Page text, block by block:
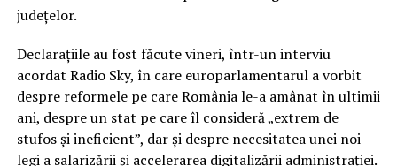
județelor.
Declarațiile au fost făcute vineri, într-un interviu
acordat Radio Sky, în care europarlamentarul a vorbit
despre reformele pe care România le-a amânat în ultimii
ani, despre un stat pe care îl consideră „extrem de
stufos și ineficient”, dar și despre necesitatea unei noi
legi a salarizării și accelerarea digitalizării administrației.